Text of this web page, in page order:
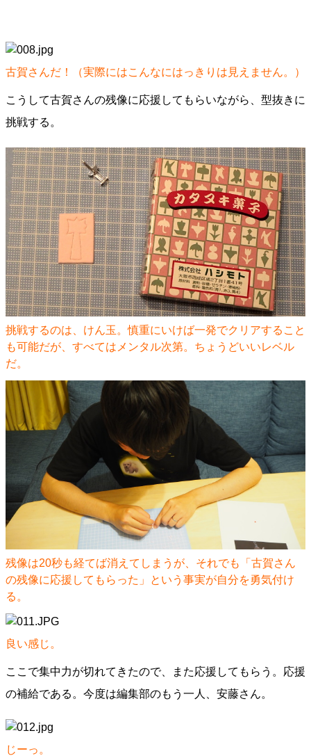
古賀さんだ！（実際にはこんなにはっきりは見えません。）
こうして古賀さんの残像に応援してもらいながら、型抜きに
挑戦する。
挑戦するのは、けん玉。慎重にいけば一発でクリアすること
も可能だが、すべてはメンタル次第。ちょうどいいレベル
だ。
残像は20秒も経てば消えてしまうが、それでも「古賀さん
の残像に応援してもらった」という事実が自分を勇気付け
る。
良い感じ。
ここで集中力が切れてきたので、また応援してもらう。応援
の補給である。今度は編集部のもう一人、安藤さん。
じーっ。